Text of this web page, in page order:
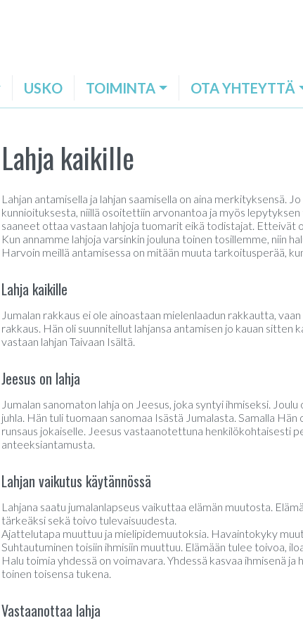
USKO TOIMINTA OTA YHTEYTTÄ
Lahja kaikille
Lahjan antamisella ja lahjan saamisella on aina merkityksensä.
kunnioituksesta, niillä osoitettiin arvonantoa ja myös
saaneet ottaa vastaan lahjoja tuomarit eikä todistajat. Etteivät
Kun annamme lahjoja varsinkin jouluna toinen tosillemme, niin
Harvoin meillä antamisessa on mitään muuta tarkoitusperää,
Lahja kaikille
Jumalan rakkaus ei ole ainoastaan mielenlaadun rakkautta,
rakkaus. Hän oli suunnitellut lahjansa antamisen jo kauan sitten
vastaan lahjan Taivaan Isältä.
Jeesus on lahja
Jumalan sanomaton lahja on Jeesus, joka syntyi ihmiseksi.
juhla. Hän tuli tuomaan sanomaa Isästä Jumalasta. Samalla Hän
runsaus jokaiselle. Jeesus vastaanotettuna henkilökohtaisesti
anteeksiantamusta.
Lahjan vaikutus käytännössä
Lahjana saatu jumalanlapseus vaikuttaa elämän muutosta.
tärkeäksi sekä toivo tulevaisuudesta.
Ajattelutapa muuttuu ja mielipidemuutoksia. Havaintokyky
Suhtautuminen toisiin ihmisiin muuttuu. Elämään tulee toivoa,
Halu toimia yhdessä on voimavara. Yhdessä kasvaa ihmisenä
toinen toisensa tukena.
Vastaanottaa lahja